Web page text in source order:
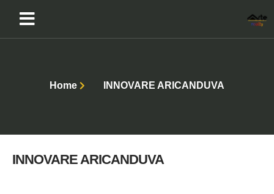
Home INNOVARE ARICANDUVA
INNOVARE ARICANDUVA